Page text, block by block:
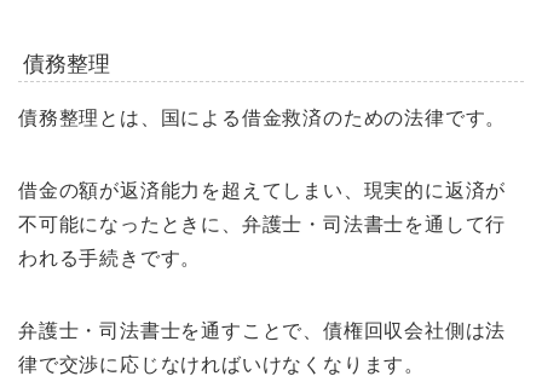
債務整理
債務整理とは、国による借金救済のための法律です。
借金の額が返済能力を超えてしまい、現実的に返済が
不可能になったときに、弁護士・司法書士を通して行
われる手続きです。
弁護士・司法書士を通すことで、債権回収会社側は法
律で交渉に応じなければいけなくなります。